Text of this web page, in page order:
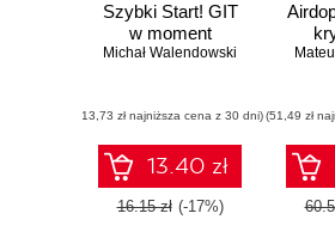
Szybki Start! GIT
w moment
Michał Walendowski
(13,73 zł najniższa cena z 30 dni)
13.40 zł
16.15 zł (-17%)
(51,49 zł